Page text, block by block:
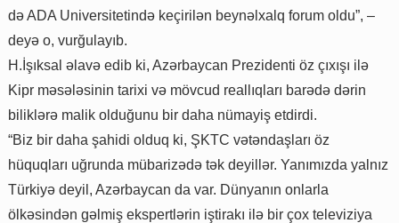
də ADA Universitetində keçirilən beynəlxalq forum oldu”, –
deyə o, vurğulayıb.
H.İşıksal əlavə edib ki, Azərbaycan Prezidenti öz çıxışı ilə
Kipr məsələsinin tarixi və mövcud reallıqları barədə dərin
biliklərə malik olduğunu bir daha nümayiş etdirdi.
“Biz bir daha şahidi olduq ki, ŞKTC vətəndaşları öz
hüquqları uğrunda mübarizədə tək deyillər. Yanımızda yalnız
Türkiyə deyil, Azərbaycan da var. Dünyanın onlarla
ölkəsindən gəlmiş ekspertlərin iştirakı ilə bir çox televiziya